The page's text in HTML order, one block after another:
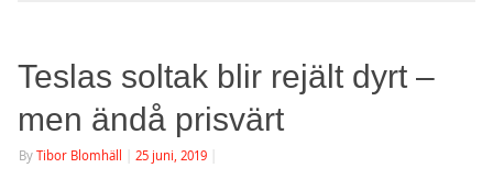
Teslas soltak blir rejält dyrt –
men ändå prisvärt
By Tibor Blomhäll 25 juni, 2019